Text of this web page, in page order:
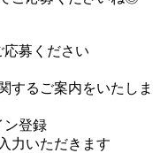
募ください
するご案内をいたしま
ン登録
力いただきます